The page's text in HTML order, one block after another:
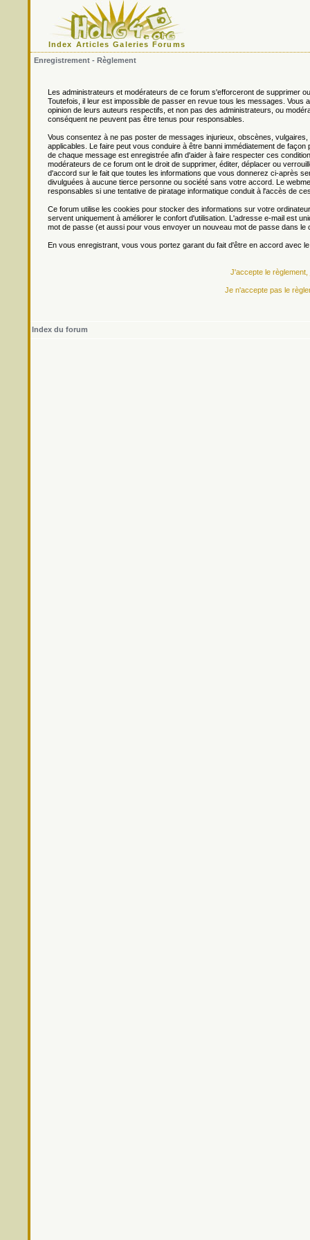
Index Articles Galeries Forums
Enregistrement - Règlement
Les administrateurs et modérateurs de ce forum s'efforceront de supprimer
Toutefois, il leur est impossible de passer en revue tous les messages.
opinion de leurs auteurs respectifs, et non pas des administrateurs, ou
conséquent ne peuvent pas être tenus pour responsables.
Vous consentez à ne pas poster de messages injurieux, obscènes,
applicables. Le faire peut vous conduire à être banni immédiatement de
de chaque message est enregistrée afin d'aider à faire respecter ces
modérateurs de ce forum ont le droit de supprimer, éditer, déplacer ou
d'accord sur le fait que toutes les informations que vous donnerez ci-après
divulguées à aucune tierce personne ou société sans votre accord. Le
responsables si une tentative de piratage informatique conduit à l'accès de
Ce forum utilise les cookies pour stocker des informations sur votre
servent uniquement à améliorer le confort d'utilisation. L'adresse e-mail est
mot de passe (et aussi pour vous envoyer un nouveau mot de passe dans le
En vous enregistrant, vous vous portez garant du fait d'être en accord avec
J'accepte le
Je n'accepte pas le
Index du forum